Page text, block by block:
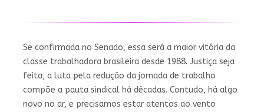
Se confirmada no Senado, essa será a maior vitória da
classe trabalhadora brasileira desde 1988. Justiça seja
feita, a luta pela redução da jornada de trabalho
compõe a pauta sindical há décadas. Contudo, há algo
novo no ar, e precisamos estar atentos ao vento